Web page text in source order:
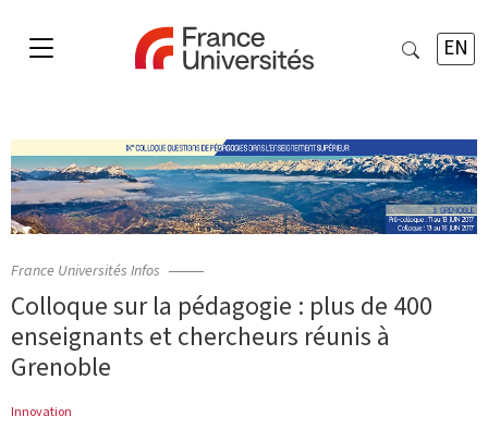
EN
France Universités Infos
Colloque sur la pédagogie : plus de 400
enseignants et chercheurs réunis à
Grenoble
Innovation